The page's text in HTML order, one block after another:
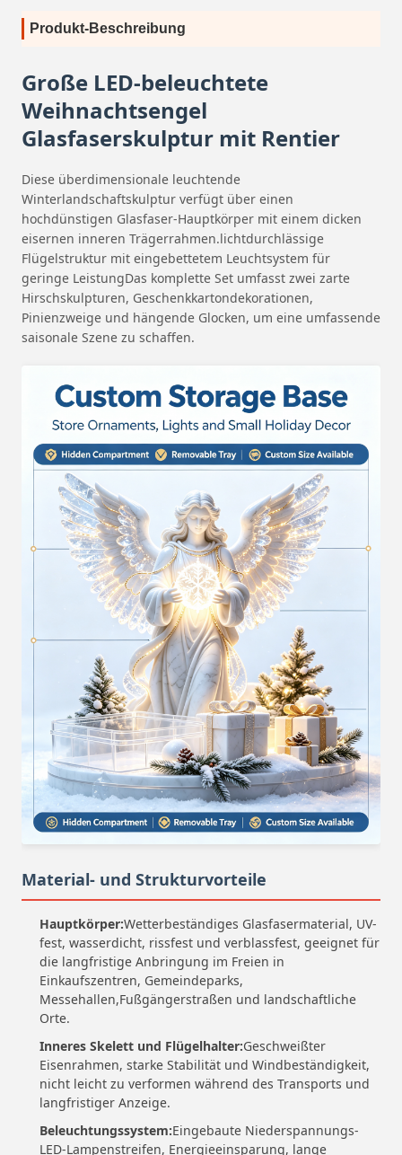
Produkt-Beschreibung
Große LED-beleuchtete
Weihnachtsengel
Glasfaserskulptur mit Rentier
Diese überdimensionale leuchtende
Winterlandschaftskulptur verfügt über einen
hochdünstigen Glasfaser-Hauptkörper mit einem dicken
eisernen inneren Trägerrahmen.lichtdurchlässige
Flügelstruktur mit eingebettetem Leuchtsystem für
geringe LeistungDas komplette Set umfasst zwei zarte
Hirschskulpturen, Geschenkkartondekorationen,
Pinienzweige und hängende Glocken, um eine umfassende
saisonale Szene zu schaffen.
Material- und Strukturvorteile
Hauptkörper:Wetterbeständiges Glasfasermaterial, UV-
fest, wasserdicht, rissfest und verblassfest, geeignet für
die langfristige Anbringung im Freien in
Einkaufszentren, Gemeindeparks,
Messehallen,Fußgängerstraßen und landschaftliche
Orte.
Inneres Skelett und Flügelhalter:Geschweißter
Eisenrahmen, starke Stabilität und Windbeständigkeit,
nicht leicht zu verformen während des Transports und
langfristiger Anzeige.
Beleuchtungssystem:Eingebaute Niederspannungs-
LED-Lampenstreifen, Energieeinsparung, lange